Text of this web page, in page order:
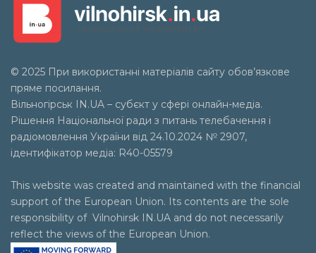
© 2025 При використанні матеріалів сайту обов’язкове
пряме посилання.
Вільногірськ IN.UA – субєкт у сфері онлайн-медіа.
Рішення Національної ради з питань телебачення і
радіомовлення України від 24.10.2024 № 2907,
ідентифікатор медіа: R40-05579
This website was created and maintained with the financial
support of the European Union. Its contents are the sole
responsibility of Vilnohirsk IN.UA and do not necessarily
reflect the views of the European Union.